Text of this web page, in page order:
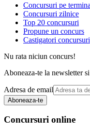
Concursuri pe
Concursuri zilnice
Top 20 concursuri
Propune un concurs
Castigatori concursuri
Nu rata niciun concurs!
Aboneaza-te la newsletter
Adresa de email
Aboneaza-te
Concursuri online